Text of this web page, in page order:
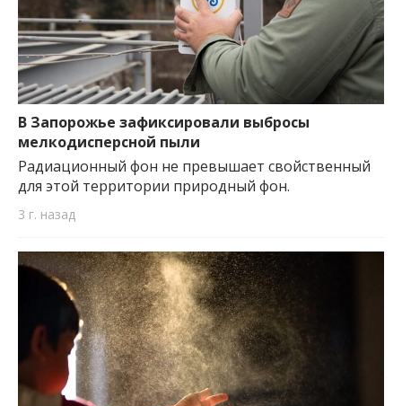
В Запорожье зафиксировали выбросы
мелкодисперсной пыли
Радиационный фон не превышает свойственный
для этой территории природный фон.
3 г. назад